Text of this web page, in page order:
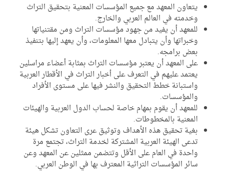
يتعاون المعهد مع جميع المؤسسات المعنية بتحقيق التراث
وخدمته في العالم العربي والخارج.
للمعهد أن يفيد من جهود مؤسسات التراث ومن مقتنياتها
وخبراتها وأن يتبادل معها المعلومات، وأن يعهد إليها بتنفيذ
بعض برامجه.
على المعهد أن يعتبر مؤسسات التراث بمثابة أعضاء مراسلين
يعتمد عليهم في التعرف على أخبار التراث في الأقطار العربية
واستبانة خطط التحقيق والنشر فيها على مستوى الأفراد
والمؤسسات.
للمعهد أن يقوم بمهام خاصة لحساب الدول العربية والهيئات
المعنية بالمخطوطات.
بغية تحقيق هذه الأهداف وتوثيق عرى التعاون تشكل هيئة
تدعى الهيئة العربية المشتركة لخدمة التراث، تجتمع مرة
واحدة في العام على الأقل وتتضمن ممثلين عن المعهد وعن
سائر المؤسسات التراثية المعترف بها في الوطن العربي.